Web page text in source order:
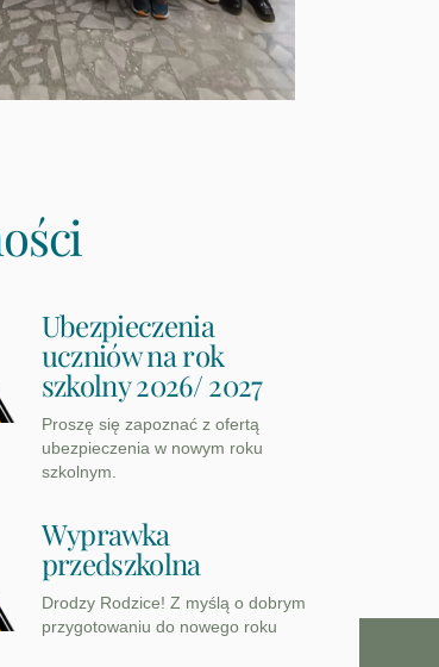
Ubezpieczenia
uczniów na rok
szkolny 2026/ 2027
Proszę się zapoznać z ofertą
ubezpieczenia w nowym roku
szkolnym.
Wyprawka
przedszkolna
Drodzy Rodzice! Z myślą o dobrym
przygotowaniu do nowego roku